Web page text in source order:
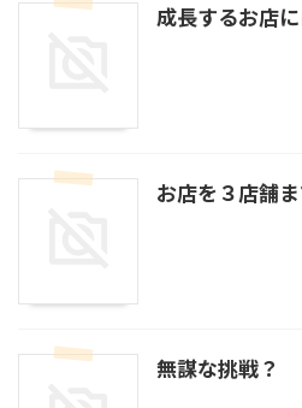
成長するお店
お店を３店舗
無謀な挑戦？